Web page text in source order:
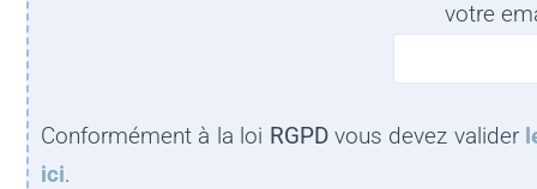
votre
Conformément à la loi RGPDvous devez valider
ici.